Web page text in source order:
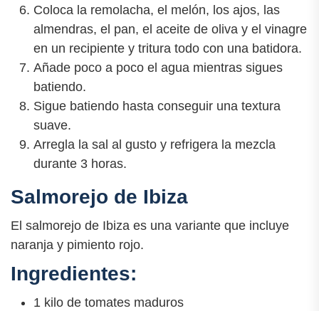
Coloca la remolacha, el melón, los ajos, las
almendras, el pan, el aceite de oliva y el vinagre
en un recipiente y tritura todo con una batidora.
Añade poco a poco el agua mientras sigues
batiendo.
Sigue batiendo hasta conseguir una textura
suave.
Arregla la sal al gusto y refrigera la mezcla
durante 3 horas.
Salmorejo de Ibiza
El salmorejo de Ibiza es una variante que incluye
naranja y pimiento rojo.
Ingredientes:
1 kilo de tomates maduros